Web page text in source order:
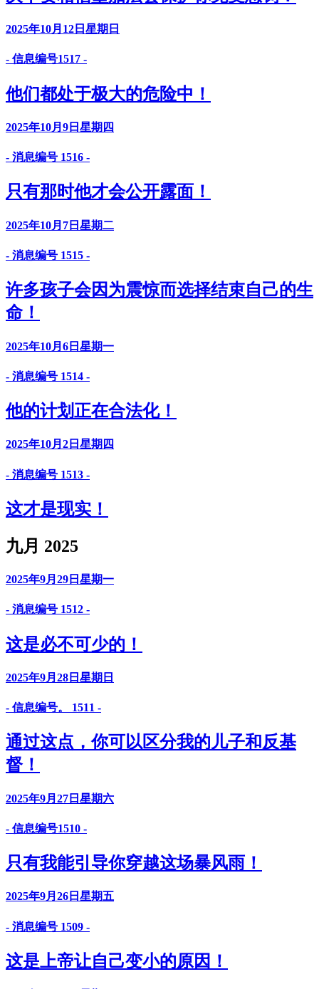
2025年10月12日星期日
- 信息编号1517 -
他们都处于极大的危险中！
2025年10月9日星期四
- 消息编号 1516 -
只有那时他才会公开露面！
2025年10月7日星期二
- 消息编号 1515 -
许多孩子会因为震惊而选择结束自己的生
命！
2025年10月6日星期一
- 消息编号 1514 -
他的计划正在合法化！
2025年10月2日星期四
- 消息编号 1513 -
这才是现实！
九月 2025
2025年9月29日星期一
- 消息编号 1512 -
这是必不可少的！
2025年9月28日星期日
- 信息编号。 1511 -
通过这点，你可以区分我的儿子和反基
督！
2025年9月27日星期六
- 信息编号1510 -
只有我能引导你穿越这场暴风雨！
2025年9月26日星期五
- 消息编号 1509 -
这是上帝让自己变小的原因！